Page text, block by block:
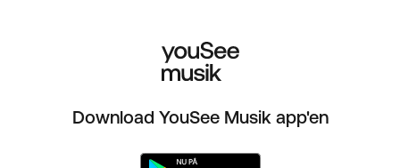
Download YouSee Musik app'en